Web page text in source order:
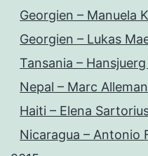
Georgien – Manuela
Georgien – Lukas
Tansania –
Nepal – Marc
Haiti – Elena
Nicaragua – Antonio